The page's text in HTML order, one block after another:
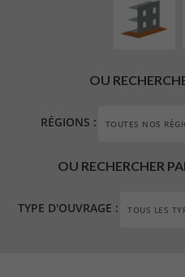
OU
RÉGIONS :
OU RECHERCHER
TYPE D'OUVRAGE :